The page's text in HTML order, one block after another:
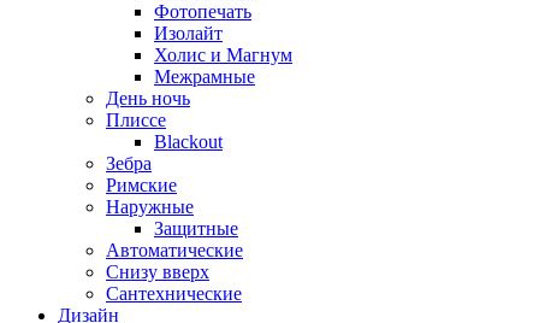
Фотопечать
Изолайт
Холис и Магнум
Межрамные
День ночь
Плиссе
Blackout
Зебра
Римские
Наружные
Защитные
Автоматические
Снизу вверх
Сантехнические
Дизайн